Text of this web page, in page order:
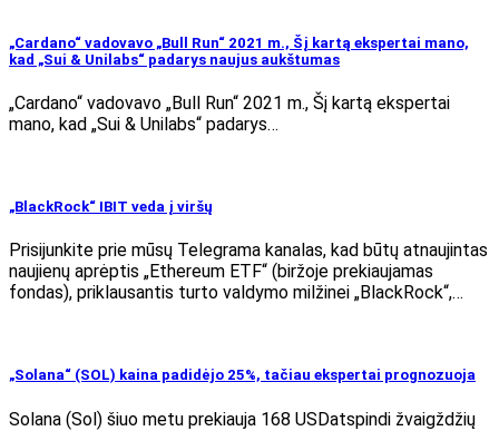
„Cardano“ vadovavo „Bull Run“ 2021 m., Šį kartą ekspertai mano,
kad „Sui & Unilabs“ padarys naujus aukštumas
„Cardano“ vadovavo „Bull Run“ 2021 m., Šį kartą ekspertai
mano, kad „Sui & Unilabs“ padarys…
„BlackRock“ IBIT veda į viršų
Prisijunkite prie mūsų Telegrama kanalas, kad būtų atnaujintas
naujienų aprėptis „Ethereum ETF“ (biržoje prekiaujamas
fondas), priklausantis turto valdymo milžinei „BlackRock“,…
„Solana“ (SOL) kaina padidėjo 25%, tačiau ekspertai prognozuoja
Solana (Sol) šiuo metu prekiauja 168 USDatspindi žvaigždžių